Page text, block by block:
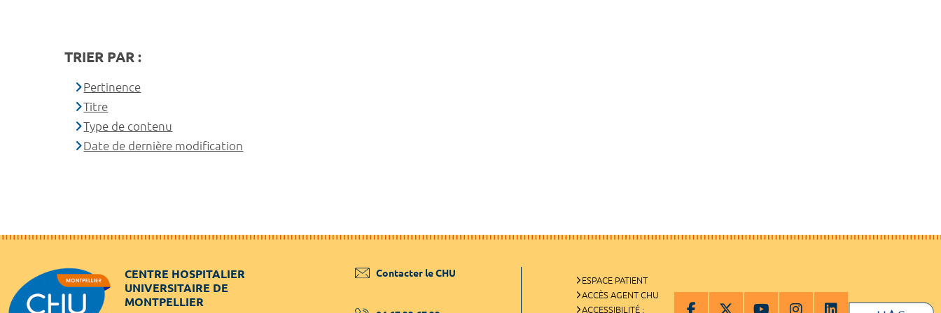
TRIER PAR :
Pertinence
Titre
Type de contenu
Date de dernière modification
CENTRE HOSPITALIER
UNIVERSITAIRE DE
MONTPELLIER
Contacter le CHU
ESPACE PATIENT
ACCÈS AGENT CHU
ACCESSIBILITÉ :